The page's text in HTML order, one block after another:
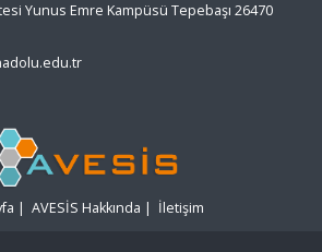
Yunus Emre Kampüsü Tepebaşı 26470
| AVESİS Hakkında | İletişim